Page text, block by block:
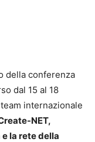
della conferenza
dal 15 al 18
internazionale
NET,
la rete della